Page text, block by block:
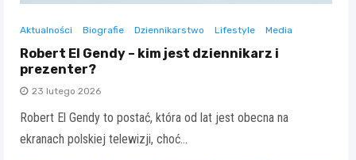
Aktualności Biografie Dziennikarstwo Lifestyle Media
Robert El Gendy – kim jest dziennikarz i
prezenter?
23 lutego 2026
Robert El Gendy to postać, która od lat jest obecna na
ekranach polskiej telewizji, choć…